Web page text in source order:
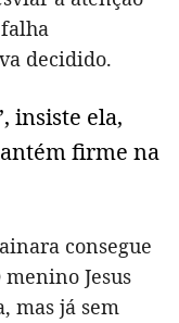
decidido.
insiste ela,
firme na
consegue
Jesus
mas já sem